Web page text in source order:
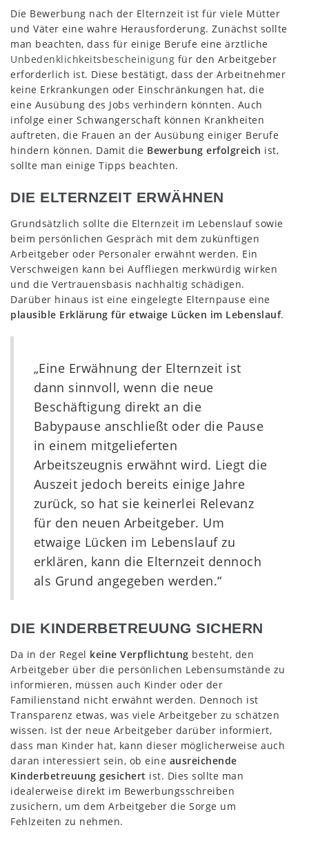
Die Bewerbung nach der Elternzeit ist für viele Mütter
und Väter eine wahre Herausforderung. Zunächst sollte
man beachten, dass für einige Berufe eine ärztliche
Unbedenklichkeitsbescheinigung für den Arbeitgeber
erforderlich ist. Diese bestätigt, dass der Arbeitnehmer
keine Erkrankungen oder Einschränkungen hat, die
eine Ausübung des Jobs verhindern könnten. Auch
infolge einer Schwangerschaft können Krankheiten
auftreten, die Frauen an der Ausübung einiger Berufe
hindern können. Damit die Bewerbung erfolgreich ist,
sollte man einige Tipps beachten.
DIE ELTERNZEIT ERWÄHNEN
Grundsätzlich sollte die Elternzeit im Lebenslauf sowie
beim persönlichen Gespräch mit dem zukünftigen
Arbeitgeber oder Personaler erwähnt werden. Ein
Verschweigen kann bei Auffliegen merkwürdig wirken
und die Vertrauensbasis nachhaltig schädigen.
Darüber hinaus ist eine eingelegte Elternpause eine
plausible Erklärung für etwaige Lücken im Lebenslauf.
„Eine Erwähnung der Elternzeit ist
dann sinnvoll, wenn die neue
Beschäftigung direkt an die
Babypause anschließt oder die Pause
in einem mitgelieferten
Arbeitszeugnis erwähnt wird. Liegt die
Auszeit jedoch bereits einige Jahre
zurück, so hat sie keinerlei Relevanz
für den neuen Arbeitgeber. Um
etwaige Lücken im Lebenslauf zu
erklären, kann die Elternzeit dennoch
als Grund angegeben werden.“
DIE KINDERBETREUUNG SICHERN
Da in der Regel keine Verpflichtung besteht, den
Arbeitgeber über die persönlichen Lebensumstände zu
informieren, müssen auch Kinder oder der
Familienstand nicht erwähnt werden. Dennoch ist
Transparenz etwas, was viele Arbeitgeber zu schätzen
wissen. Ist der neue Arbeitgeber darüber informiert,
dass man Kinder hat, kann dieser möglicherweise auch
daran interessiert sein, ob eine ausreichende
Kinderbetreuung gesichert ist. Dies sollte man
idealerweise direkt im Bewerbungsschreiben
zusichern, um dem Arbeitgeber die Sorge um
Fehlzeiten zu nehmen.